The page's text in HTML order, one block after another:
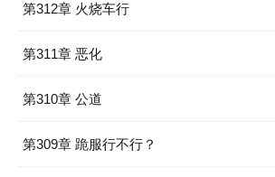
第312章 火烧车行
第311章 恶化
第310章 公道
第309章 跪服行不行？